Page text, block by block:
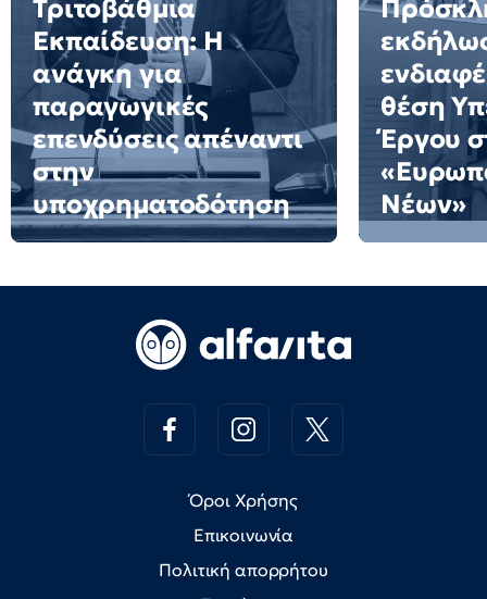
Τριτοβάθμια
Εκπαίδευση: Η
ανάγκη για
παραγωγικές
επενδύσεις απέναντι
στην
υποχρηματοδότηση
θέση
Έργου
Νέων»
Όροι Χρήσης
Επικοινωνία
Πολιτική απορρήτου